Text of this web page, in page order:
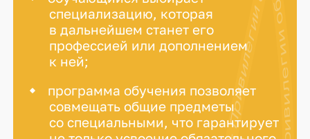
специализацию, которая
в дальнейшем станет его
профессией или дополнением
к ней;
программа обучения позволяет
совмещать общие предметы
со специальными, что гарантирует